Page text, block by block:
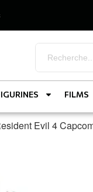
FILMS
Evil 4